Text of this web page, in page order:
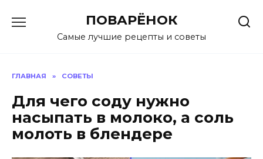
содержанию
ПОВАРЁНОК
Самые лучшие рецепты и советы
ГЛАВНАЯ » СОВЕТЫ
Для чего соду нужно
насыпать в молоко, а соль
молоть в блендере